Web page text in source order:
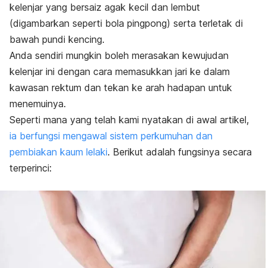
kelenjar yang bersaiz agak kecil dan lembut
(digambarkan seperti bola pingpong) serta terletak di
bawah pundi kencing.
Anda sendiri mungkin boleh merasakan kewujudan
kelenjar ini dengan cara memasukkan jari ke dalam
kawasan rektum dan tekan ke arah hadapan untuk
menemuinya.
Seperti mana yang telah kami nyatakan di awal artikel,
ia berfungsi mengawal sistem perkumuhan dan
pembiakan kaum lelaki. Berikut adalah fungsinya secara
terperinci: